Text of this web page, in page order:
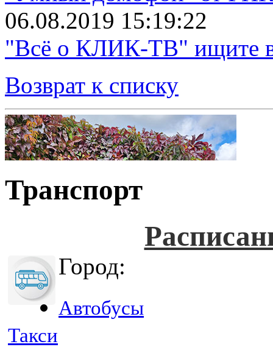
06.08.2019 15:19:22
"Всё о КЛИК-ТВ" ищите в
Возврат к списку
Транспорт
Город:
Автобусы
Такси